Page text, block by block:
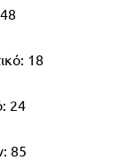
18
24
85